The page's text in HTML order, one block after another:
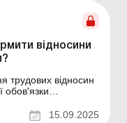
відносини
трудових відносин
обов'язки
15.09.2025